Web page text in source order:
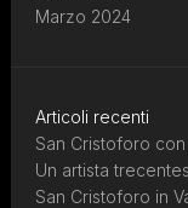
Marzo 2024
Articoli recenti
San Cristoforo
Un artista
San Cristoforo in